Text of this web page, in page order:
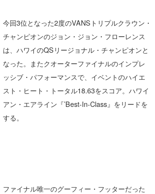
今回3位となった2度のVANSトリプルクラウン・
チャンピオンのジョン・ジョン・フローレンス
は、ハワイのQSリージョナル・チャンピオンと
なった。またクオーターファイナルのインプレ
ッシブ・パフォーマンスで、イベントのハイエ
スト・ヒート・トータル18.63をスコア。ハワイ
アン・エアライン『’Best-In-Class』をリードを
する。
ファイナル唯一のグーフィー・フッターだった